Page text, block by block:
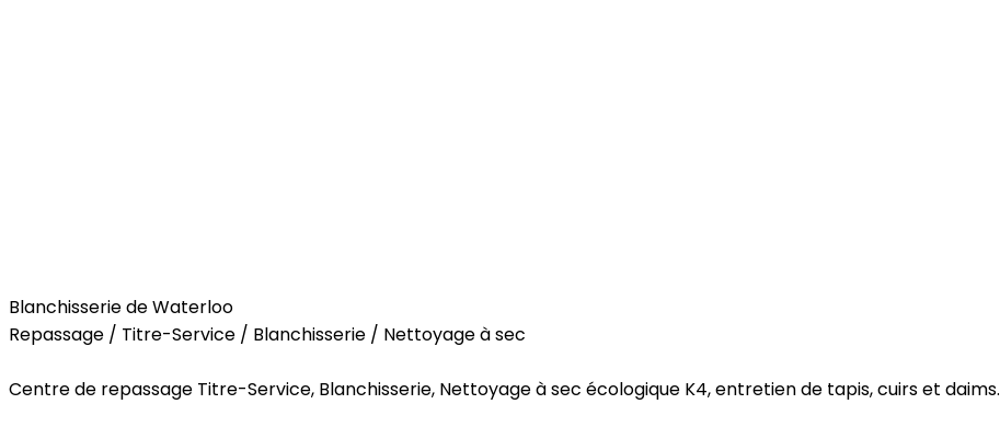
Blanchisserie de Waterloo
Repassage / Titre-Service / Blanchisserie / Nettoyage à sec
Centre de repassage Titre-Service, Blanchisserie, Nettoyage à sec écologique K4, entretien de tapis, cuirs et daims.